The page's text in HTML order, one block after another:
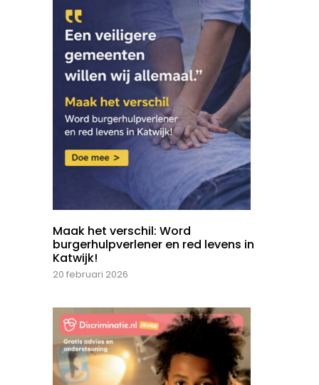
Maak het verschil: Word
burgerhulpverlener en red levens in
Katwijk!
20 februari 2026